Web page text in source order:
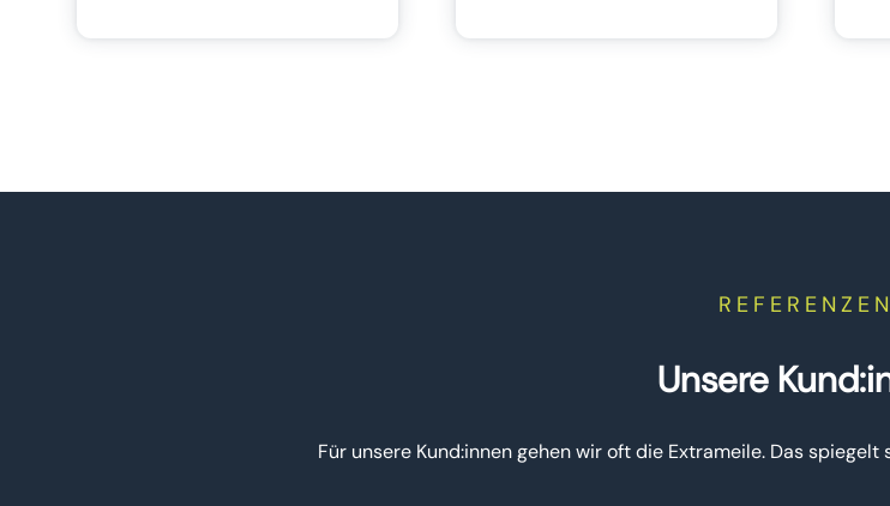
REFERENZEN
Unsere
Für unsere Kund:innen gehen wir oft die Extrameile. Das